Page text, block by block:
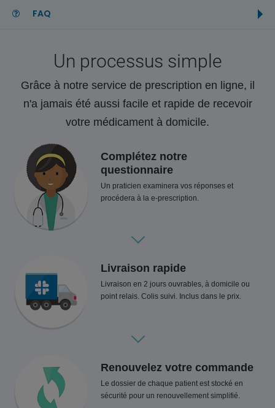
FAQ
Un processus simple
Grâce à notre service de prescription en ligne, il
n'a jamais été aussi facile et rapide de recevoir
votre médicament à domicile.
Complétez notre
questionnaire
Un praticien examinera vos réponses et
procédera à la e-prescription.
Livraison rapide
Livraison en 2 jours ouvrables, à domicile ou
point relais. Colis suivi. Inclus dans le prix.
Renouvelez votre commande
Le dossier de chaque patient est stocké en
sécurité pour un renouvellement simplifié.